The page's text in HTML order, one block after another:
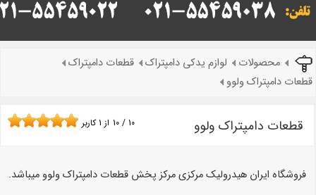
محصولات لوازم یدکی دامپتراک
قطعات دامپتراک
قطعات دامپتراک ولوو
قطعات دامپتراک ولوو 10 / 10 از 1کاربر
فروشگاه ایران هیدرولیک مرکزی مرکز پخش قطعات دامپتراک ولوو میباشد.